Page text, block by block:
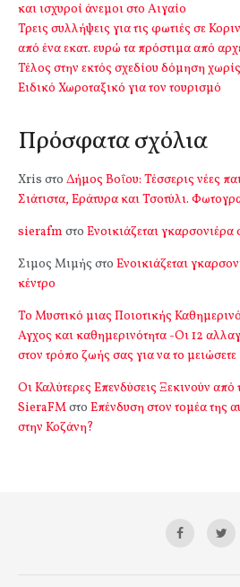
και ισχυροί άνεμοι στο Αιγαίο
Τρεις συλλήψεις για τις φωτιές σε
από ένα εκατ. ευρώ τα πρόστιμα από
Τέλος στην εκτός σχεδίου δόμηση
Ειδικό Χωροταξικό για τον τουρισμό
Πρόσφατα σχόλια
Xris στο Δήμος Βοΐου: Τέσσερις νέες
Σιάτιστα, Εράτυρα και Τσοτύλι.
sierafm στο Ενοικιάζεται γκαρσονιέρα
Σιμος Μιμής στο Ενοικιάζεται
κέντρο
Το Μυστικό μιας Ποιοτικής
Αγχος και καθημερινότητα -Οι 12
στον τρόπο ζωής σας για να το μειώσετε
Οι Καλύτερες Επενδύσεις Ξεκινούν
SieraFMστο Επένδυση στον τομέα της
στην Κοζάνη?